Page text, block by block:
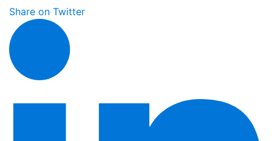
Share on Twitter